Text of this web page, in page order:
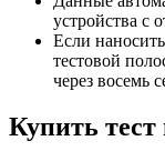
устройства с
Если
тестовой
через восемь
Купить